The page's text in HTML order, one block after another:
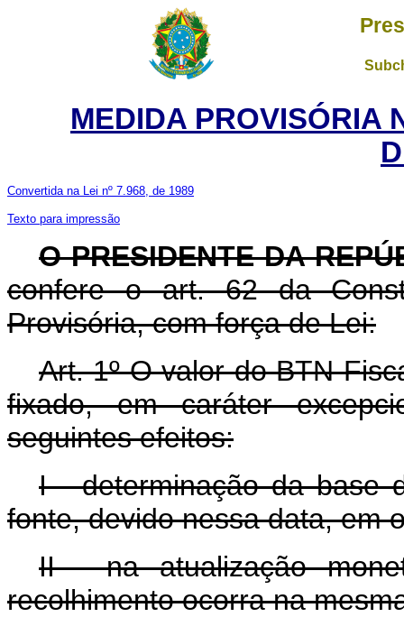
MEDIDA PROVISÓRIA
Convertida na Lei nº 7.968, de 1989
Texto para impressão
O PRESIDENTE DA
confere o art. 62 da
Provisória, com força de Lei:
Art. 1º O valor do BTN
fixado, em caráter
seguintes efeitos:
I - determinação da base
fonte, devido nessa data, em
II - na atualização
recolhimento ocorra na